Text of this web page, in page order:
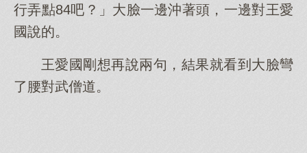
行弄點84吧？」大臉一邊沖著頭，一邊對王愛
國說的。
王愛國剛想再說兩句，結果就看到大臉彎
了腰對武僧道。